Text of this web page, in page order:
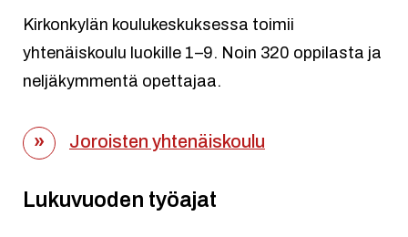
Kirkonkylän koulukeskuksessa toimii
yhtenäiskoulu luokille 1–9. Noin 320 oppilasta ja
neljäkymmentä opettajaa.
Joroisten yhtenäiskoulu
Lukuvuoden työajat